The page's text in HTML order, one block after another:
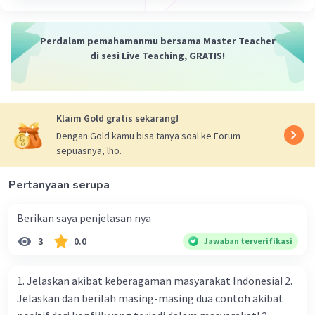
atom mendapatkan satu atau lebih
elektron, maka jumlah elektron akan
tersebut menjadi bermuatan negatif.
memiliki muatan negatif. Jadi, muatan
negatif dihasilkan oleh kelebihan elektron.
Interaksi Muatan:
Muatan yang sejenis (positif dengan positif
atau negatif dengan negatif) akan saling
Muatan yang berlawanan jenis (positif
dengan negatif) akan saling tarik-menarik.
Perdalam pemahamanmu bersama Master Teacher
di sesi Live Teaching, GRATIS!
Klaim Gold gratis sekarang!
Dengan Gold kamu bisa tanya soal ke Forum
sepuasnya, lho.
Pertanyaan serupa
Berikan saya penjelasan nya
3 0.0 Jawaban terverifikasi
1. Jelaskan akibat keberagaman masyarakat Indonesia! 2.
Jelaskan dan berilah masing-masing dua contoh akibat